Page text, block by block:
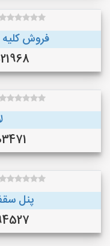
فروش کلیه
پنل سقفی